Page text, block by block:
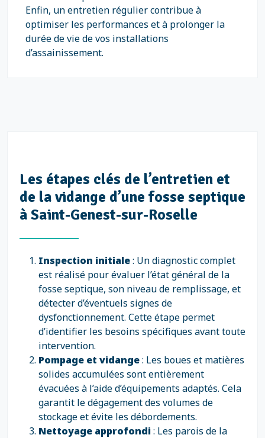
Enfin, un entretien régulier contribue à
optimiser les performances et à prolonger la
durée de vie de vos installations
d’assainissement.
Les étapes clés de l’entretien et
de la vidange d’une fosse septique
à Saint-Genest-sur-Roselle
Inspection initiale: Un diagnostic complet
est réalisé pour évaluer l’état général de la
fosse septique, son niveau de remplissage, et
détecter d’éventuels signes de
dysfonctionnement. Cette étape permet
d’identifier les besoins spécifiques avant toute
intervention.
Pompage et vidange: Les boues et matières
solides accumulées sont entièrement
évacuées à l’aide d’équipements adaptés. Cela
garantit le dégagement des volumes de
stockage et évite les débordements.
Nettoyage approfondi: Les parois de la